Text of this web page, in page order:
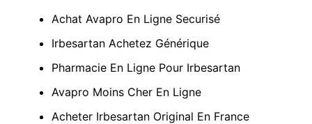
Achat Avapro En Ligne Securisé
Irbesartan Achetez Générique
Pharmacie En Ligne Pour Irbesartan
Avapro Moins Cher En Ligne
Acheter Irbesartan Original En France